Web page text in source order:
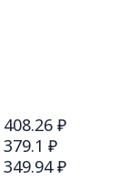
₽
₽
₽